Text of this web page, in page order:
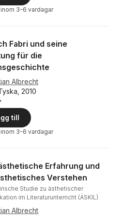
inom 3-6 vardagar
Fabri und seine
für die
Albrecht
2010
till
inom 3-6 vardagar
Erfahrung und
Verstehen
Studie zu ästhetischer
im Literaturunterricht (ÄSKIL)
Albrecht